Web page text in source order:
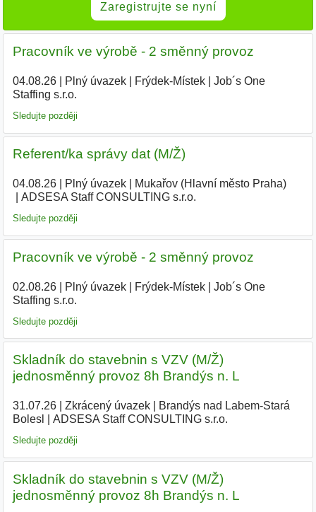
Zaregistrujte se nyní
Pracovník ve výrobě - 2 směnný provoz
04.08.26| Plný úvazek| Frýdek-Místek|
Job´s One
Staffing s.r.o.
Sledujte později
Referent/ka správy dat (M/Ž)
04.08.26| Plný úvazek| Mukařov (Hlavní město Praha)|
ADSESA Staff CONSULTING s.r.o.
Sledujte později
Pracovník ve výrobě - 2 směnný provoz
02.08.26| Plný úvazek| Frýdek-Místek|
Job´s One
Staffing s.r.o.
Sledujte později
Skladník do stavebnin s VZV (M/Ž)
jednosměnný provoz 8h Brandýs n. L
31.07.26| Zkrácený úvazek|
Brandýs nad Labem-Stará
Bolesl
ADSESA Staff CONSULTING s.r.o.
Sledujte později
Skladník do stavebnin s VZV (M/Ž)
jednosměnný provoz 8h Brandýs n. L